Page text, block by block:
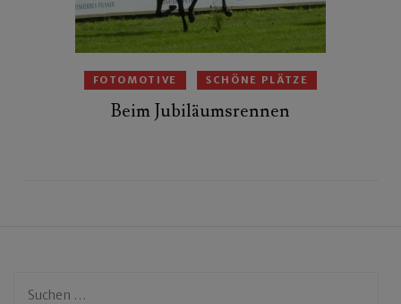
FOTOMOTIVE SCHÖNE PLÄTZE
Beim Jubiläumsrennen
Suchen